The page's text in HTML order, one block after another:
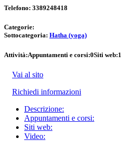
Telefono: 3389248418
Categorie:
Sottocategoria: Hatha (yoga)
Attività:Appuntamenti e corsi:0Siti web:1
Vai al sito
Richiedi informazioni
Descrizione:
Appuntamenti e corsi:
Siti web:
Video: